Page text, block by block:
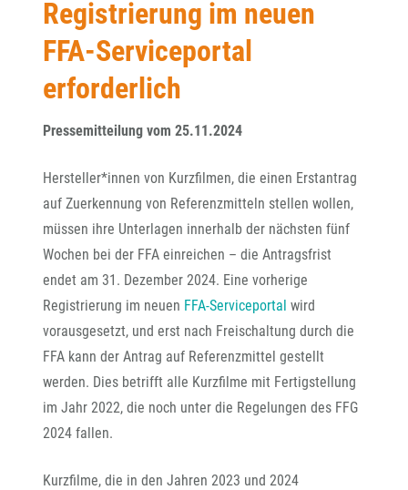
Registrierung im neuen
FFA-Serviceportal
erforderlich
Pressemitteilung vom 25.11.2024
Hersteller*innen von Kurzfilmen, die einen Erstantrag
auf Zuerkennung von Referenzmitteln stellen wollen,
müssen ihre Unterlagen innerhalb der nächsten fünf
Wochen bei der FFA einreichen – die Antragsfrist
endet am 31. Dezember 2024. Eine vorherige
Registrierung im neuen FFA-Serviceportal wird
vorausgesetzt, und erst nach Freischaltung durch die
FFA kann der Antrag auf Referenzmittel gestellt
werden. Dies betrifft alle Kurzfilme mit Fertigstellung
im Jahr 2022, die noch unter die Regelungen des FFG
2024 fallen.
Kurzfilme, die in den Jahren 2023 und 2024